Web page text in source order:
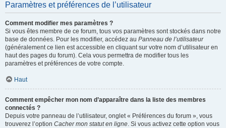
Paramètres et préférences de l’utilisateur
Comment modifier mes paramètres ?
Si vous êtes membre de ce forum, tous vos paramètres sont stockés dans notre
base de données. Pour les modifier, accédez au Panneau de l’utilisateur
(généralement ce lien est accessible en cliquant sur votre nom d’utilisateur en
haut des pages du forum). Cela vous permettra de modifier tous les
paramètres et préférences de votre compte.
Haut
Comment empêcher mon nom d’apparaître dans la liste des membres
connectés ?
Depuis votre panneau de l’utilisateur, onglet « Préférences du forum », vous
trouverez l’option Cacher mon statut en ligne. Si vous activez cette option vous